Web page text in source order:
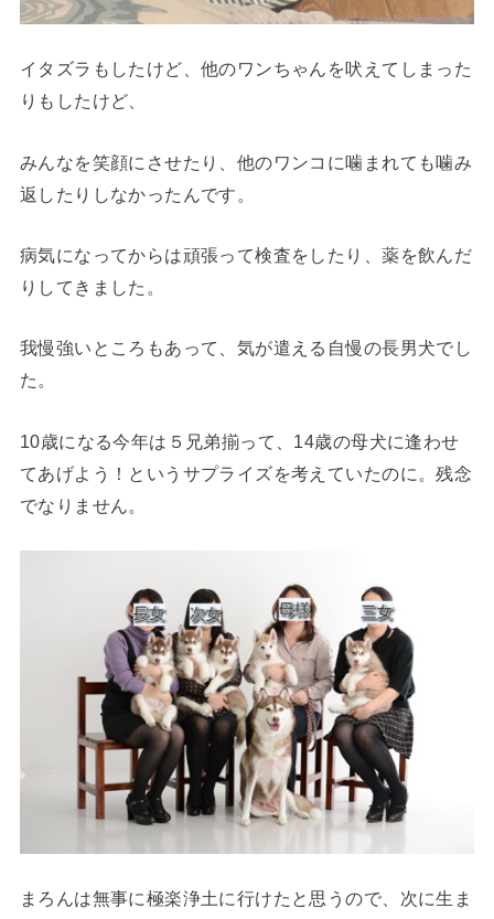
イタズラもしたけど、他のワンちゃんを吠えてしまった
りもしたけど、
みんなを笑顔にさせたり、他のワンコに噛まれても噛み
返したりしなかったんです。
病気になってからは頑張って検査をしたり、薬を飲んだ
りしてきました。
我慢強いところもあって、気が遣える自慢の長男犬でし
た。
10歳になる今年は５兄弟揃って、14歳の母犬に逢わせ
てあげよう！というサプライズを考えていたのに。残念
でなりません。
まろんは無事に極楽浄土に行けたと思うので、次に生ま